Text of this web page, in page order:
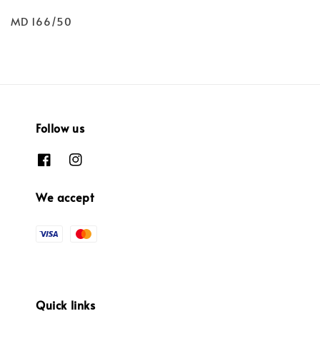
MD 166/50
Follow us
We accept
Quick links